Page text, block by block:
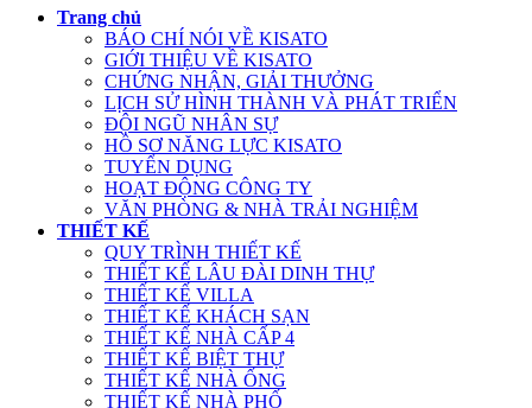
Trang chủ
BÁO CHÍ NÓI VỀ KISATO
GIỚI THIỆU VỀ KISATO
CHỨNG NHẬN, GIẢI THƯỞNG
LỊCH SỬ HÌNH THÀNH VÀ PHÁT TRIỂN
ĐỘI NGŨ NHÂN SỰ
HỒ SƠ NĂNG LỰC KISATO
TUYỂN DỤNG
HOẠT ĐỘNG CÔNG TY
VĂN PHÒNG & NHÀ TRẢI NGHIỆM
THIẾT KẾ
QUY TRÌNH THIẾT KẾ
THIẾT KẾ LÂU ĐÀI DINH THỰ
THIẾT KẾ VILLA
THIẾT KẾ KHÁCH SẠN
THIẾT KẾ NHÀ CẤP 4
THIẾT KẾ BIỆT THỰ
THIẾT KẾ NHÀ ỐNG
THIẾT KẾ NHÀ PHỐ